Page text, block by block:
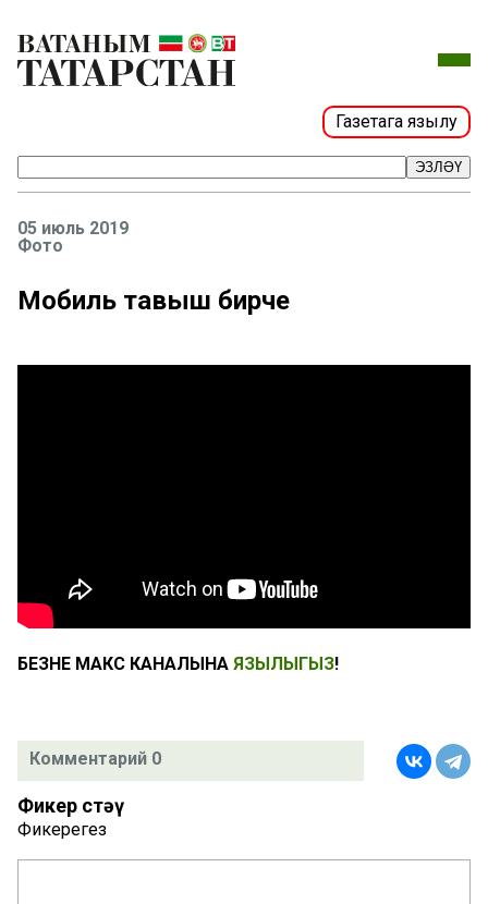
Газетага язылу
ЭЗЛӘҮ
05 июль 2019
Фото
Мобиль тавыш бирүче
БЕЗНЕҢ МАКС КАНАЛЫНА ЯЗЫЛЫГЫЗ!
Комментарий 0
Фикер өстәү
Фикерегез